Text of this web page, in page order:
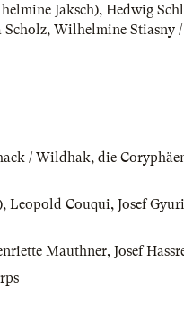
Jaksch), Hedwig
Scholz, Wilhelmine Stiasny
/ Wildhak, die
, Leopold Couqui, Josef
Mauthner, Josef